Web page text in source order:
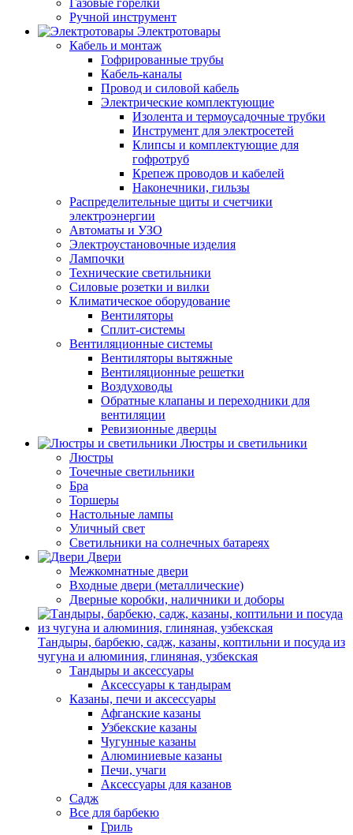
Газовые горелки
Ручной инструмент
Электротовары
Кабель и монтаж
Гофрированные трубы
Кабель-каналы
Провод и силовой кабель
Электрические комплектующие
Изолента и термоусадочные трубки
Инструмент для электросетей
Клипсы и комплектующие для
гофротруб
Крепеж проводов и кабелей
Наконечники, гильзы
Распределительные щиты и счетчики
электроэнергии
Автоматы и УЗО
Электроустановочные изделия
Лампочки
Технические светильники
Силовые розетки и вилки
Климатическое оборудование
Вентиляторы
Сплит-системы
Вентиляционные системы
Вентиляторы вытяжные
Вентиляционные решетки
Воздуховоды
Обратные клапаны и переходники для
вентиляции
Ревизионные дверцы
Люстры и светильники
Люстры
Точечные светильники
Бра
Торшеры
Настольные лампы
Уличный свет
Светильники на солнечных батареях
Двери
Межкомнатные двери
Входные двери (металлические)
Дверные коробки, наличники и доборы
Тандыры, барбекю, садж, казаны, коптильни и посуда из
чугуна и алюминия, глиняная, узбекская
Тандыры и аксессуары
Аксессуары к тандырам
Казаны, печи и аксессуары
Афганские казаны
Узбекские казаны
Чугунные казаны
Алюминиевые казаны
Печи, учаги
Аксессуары для казанов
Садж
Все для барбекю
Гриль